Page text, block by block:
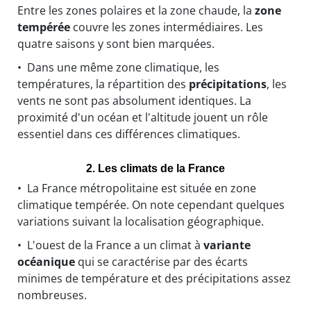
Entre les zones polaires et la zone chaude, la zone
tempérée couvre les zones intermédiaires. Les
quatre saisons y sont bien marquées.
• Dans une même zone climatique, les
températures, la répartition des précipitations, les
vents ne sont pas absolument identiques. La
proximité d'un océan et l'altitude jouent un rôle
essentiel dans ces différences climatiques.
2. Les climats de la France
• La France métropolitaine est située en zone
climatique tempérée. On note cependant quelques
variations suivant la localisation géographique.
• L'ouest de la France a un climat à variante
océanique qui se caractérise par des écarts
minimes de température et des précipitations assez
nombreuses.